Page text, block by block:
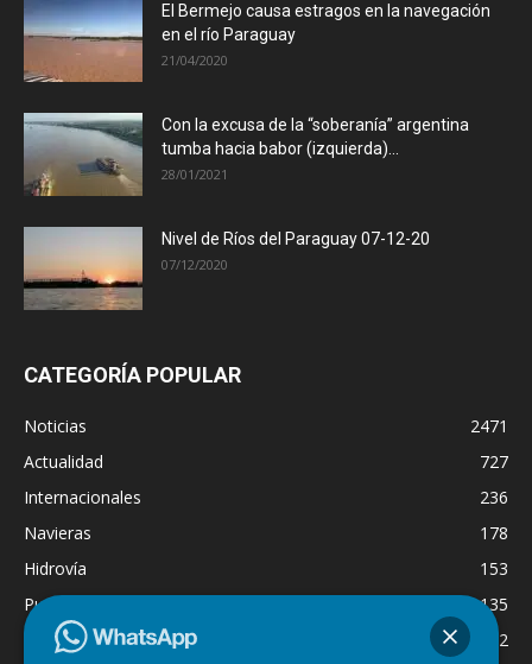
El Bermejo causa estragos en la navegación
en el río Paraguay
21/04/2020
Con la excusa de la “soberanía” argentina
tumba hacia babor (izquierda)...
28/01/2021
Nivel de Ríos del Paraguay 07-12-20
07/12/2020
CATEGORÍA POPULAR
Noticias
2471
Actualidad
727
Internacionales
236
Navieras
178
Hidrovía
153
Puertos
135
Economía
132